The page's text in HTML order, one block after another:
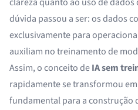
dúvida passou a ser: os dados
exclusivamente para
auxiliam no treinamento de
Assim, o conceito deIA sem
rapidamente se transformou
fundamental para a construção